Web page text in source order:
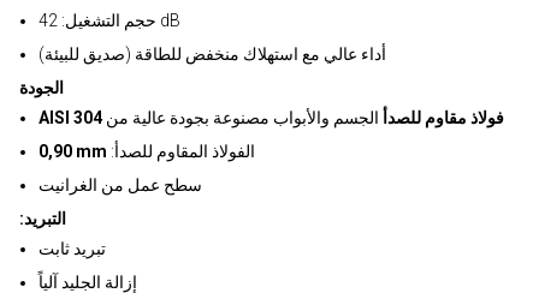
حجم التشغيل: 42 dB
أداء عالي مع استهلاك منخفض للطاقة (صديق للبيئة)
الجودة
AISI 304 فولاذ مقاوم للصدأ الجسم والأبواب مصنوعة بجودة عالية من
0,90 mm :الفولاذ المقاوم للصدأ
سطح عمل من الغرانيت
:التبريد
تبريد ثابت
إزالة الجليد آلياً